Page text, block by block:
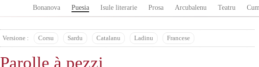
Bonanova Puesia Isule literarie Prosa Arcubalenu Teatru
Versione : Corsu Sardu Catalanu Ladinu Francese
Parolle à pezzi